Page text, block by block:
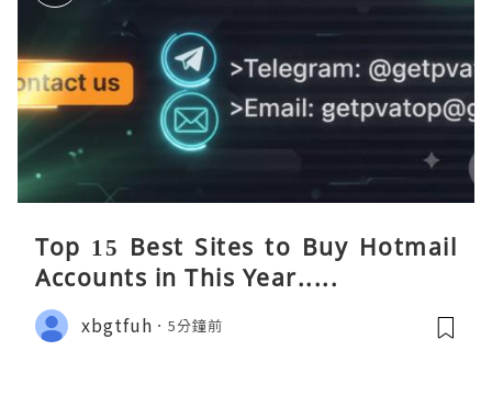
Top 15 Best Sites to Buy Hotmail
Accounts in This Year.....
xbgtfuh 5分鐘前